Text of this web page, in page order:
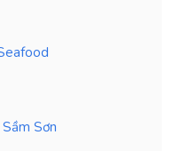
Sơn